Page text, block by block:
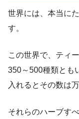
世界には、本当に
す。
この世界で、ティ
350～500種類とも
入れるとその数は
それらのハーブす